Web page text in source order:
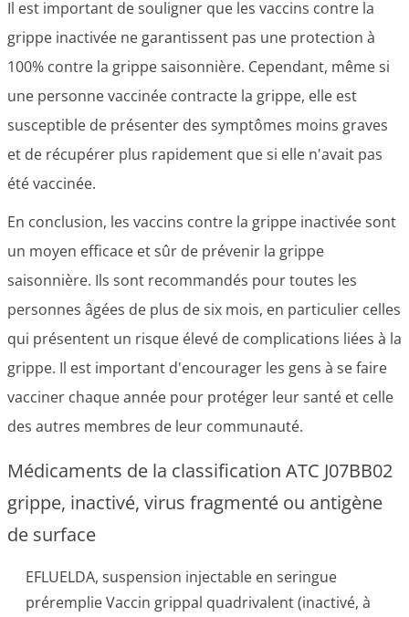
Il est important de souligner que les vaccins contre la
grippe inactivée ne garantissent pas une protection à
100% contre la grippe saisonnière. Cependant, même si
une personne vaccinée contracte la grippe, elle est
susceptible de présenter des symptômes moins graves
et de récupérer plus rapidement que si elle n'avait pas
été vaccinée.
En conclusion, les vaccins contre la grippe inactivée sont
un moyen efficace et sûr de prévenir la grippe
saisonnière. Ils sont recommandés pour toutes les
personnes âgées de plus de six mois, en particulier celles
qui présentent un risque élevé de complications liées à la
grippe. Il est important d'encourager les gens à se faire
vacciner chaque année pour protéger leur santé et celle
des autres membres de leur communauté.
Médicaments de la classification ATC J07BB02
grippe, inactivé, virus fragmenté ou antigène
de surface
EFLUELDA, suspension injectable en seringue
préremplie Vaccin grippal quadrivalent (inactivé, à